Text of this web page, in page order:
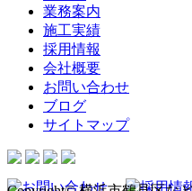
業務案内
施工実績
採用情報
会社概要
お問い合わせ
ブログ
サイトマップ